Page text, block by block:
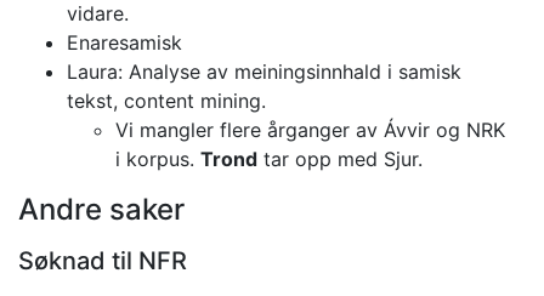
vidare.
Enaresamisk
Laura: Analyse av meiningsinnhald i samisk
tekst, content mining.
Vi mangler flere årganger av Ávvir og NRK
i korpus. Trond tar opp med Sjur.
Andre saker
Søknad til NFR